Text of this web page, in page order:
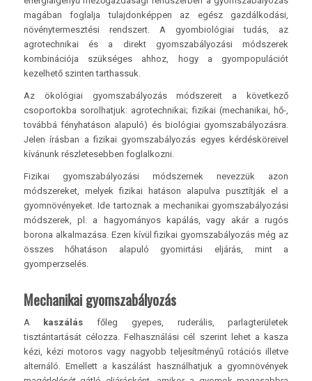
magában foglalja tulajdonképpen az egész gazdálkodási,
növénytermesztési rendszert. A gyombiológiai tudás, az
agrotechnikai és a direkt gyomszabályozási módszerek
kombinációja szükséges ahhoz, hogy a gyompopulációt
kezelhető szinten tarthassuk.
Az ökológiai gyomszabályozás módszereit a következő
csoportokba sorolhatjuk: agrotechnikai; fizikai (mechanikai, hő-,
továbbá fényhatáson alapuló) és biológiai gyomszabályozásra.
Jelen írásban a fizikai gyomszabályozás egyes kérdésköreivel
kívánunk részletesebben foglalkozni.
Fizikai gyomszabályozási módszernek nevezzük azon
módszereket, melyek fizikai hatáson alapulva pusztítják el a
gyomnövényeket. Ide tartoznak a mechanikai gyomszabályozási
módszerek, pl. a hagyományos kapálás, vagy akár a rugós
borona alkalmazása. Ezen kívül fizikai gyomszabályozás még az
összes hőhatáson alapuló gyomirtási eljárás, mint a
gyomperzselés.
Mechanikai gyomszabályozás
A kaszálás főleg gyepes, ruderális, parlagterületek
tisztántartását célozza. Felhasználási cél szerint lehet a kasza
kézi, kézi motoros vagy nagyobb teljesítményű rotációs illetve
alternáló. Emellett a kaszálást használhatjuk a gyomnövények